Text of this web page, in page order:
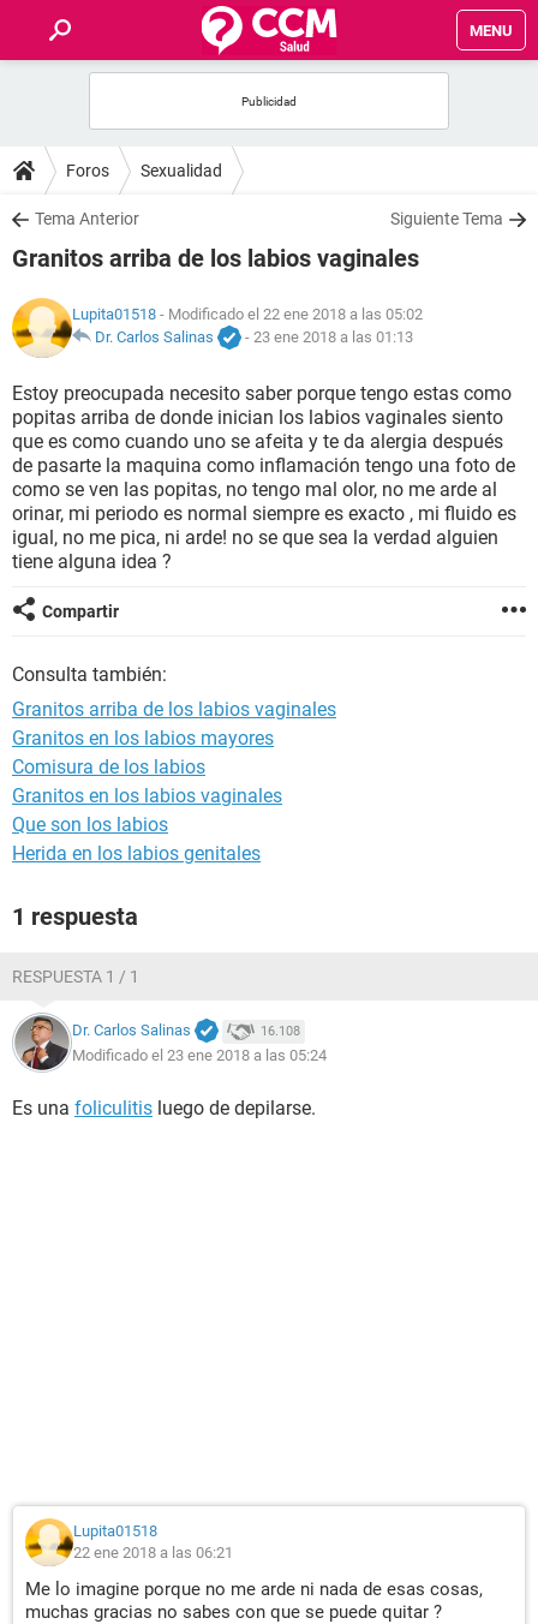
MENU
FOROS
SALUD
NUTRICIÓN
BIENESTAR
SEXUALIDAD
GLOSARIO
Foros Sexualidad
Tema Anterior Siguiente Tema
Granitos arriba de los labios vaginales
Lupita01518 - Modificado el 22 ene 2018 a las 05:02
Dr. Carlos Salinas
- 23 ene 2018 a las 01:13
Estoy preocupada necesito saber porque tengo estas como
popitas arriba de donde inician los labios vaginales siento
que es como cuando uno se afeita y te da alergia después
de pasarte la maquina como inflamación tengo una foto de
como se ven las popitas, no tengo mal olor, no me arde al
orinar, mi periodo es normal siempre es exacto , mi fluido es
igual, no me pica, ni arde! no se que sea la verdad alguien
tiene alguna idea ?
Compartir
Consulta también:
Granitos arriba de los labios vaginales
Granitos en los labios mayores
Comisura de los labios
Granitos en los labios vaginales
Que son los labios
Herida en los labios genitales
1 respuesta
RESPUESTA 1 / 1
Dr. Carlos Salinas 16.108
Modificado el 23 ene 2018 a las 05:24
Es una foliculitis luego de depilarse.
Lupita01518
22 ene 2018 a las 06:21
Me lo imagine porque no me arde ni nada de esas cosas,
muchas gracias no sabes con que se puede quitar ?